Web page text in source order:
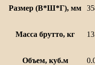
Размер (В*Ш*Г), мм
Масса брутто, кг
Объем, куб.м